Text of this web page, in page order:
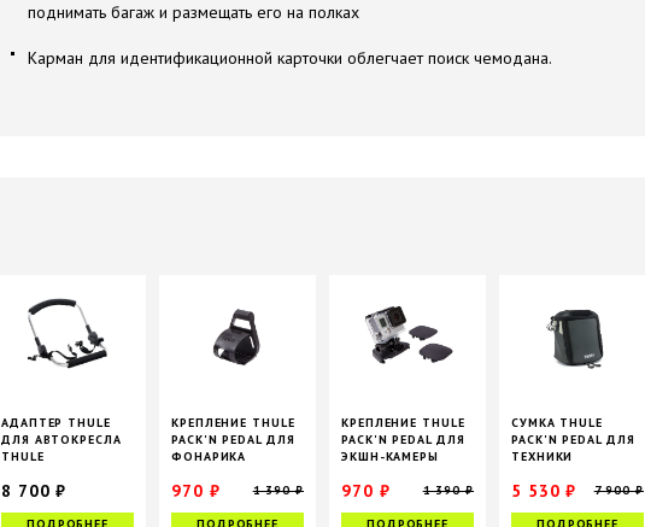
поднимать багаж и размещать его на полках
Карман для идентификационной карточки облегчает поиск чемодана.
АДАПТЕР THULE
ДЛЯ АВТОКРЕСЛА
THULE
8 700 ₽
КРЕПЛЕНИЕ THULE
PACK'N PEDAL ДЛЯ
ФОНАРИКА
970 ₽ 1 390 ₽
КРЕПЛЕНИЕ THULE
PACK'N PEDAL ДЛЯ
ЭКШН-КАМЕРЫ
970 ₽ 1 390 ₽
СУМКА THULE
PACK'N PEDAL ДЛЯ
ТЕХНИКИ
5 530 ₽ 7 900 ₽